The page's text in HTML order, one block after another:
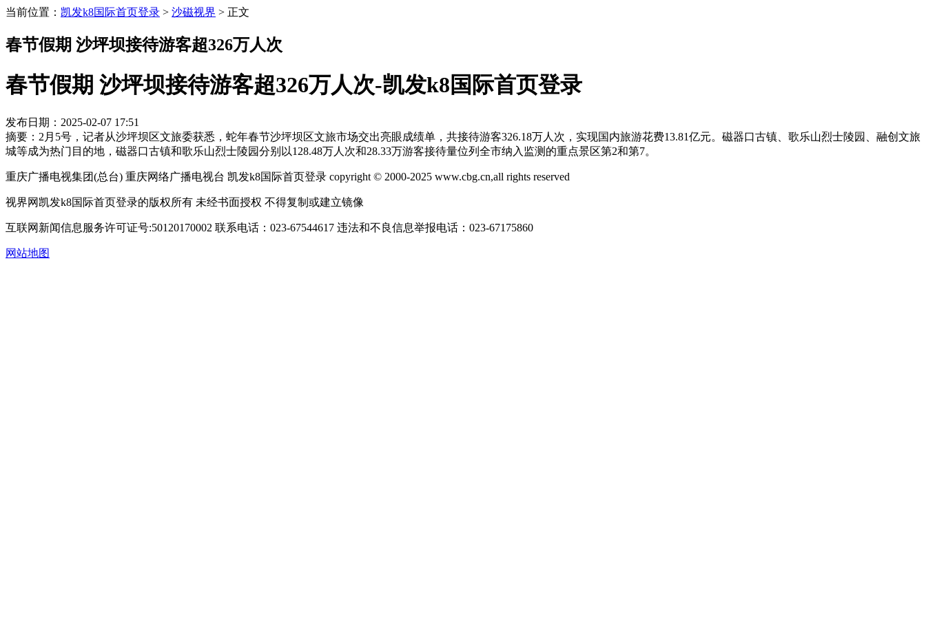
当前位置： 凯发k8国际首页登录 > 沙磁视界 > 正文
春节假期 沙坪坝接待游客超326万人次
春节假期 沙坪坝接待游客超326万人次-凯发k8国际首页登录
发布日期：2025-02-07 17:51
摘要：2月5号，记者从沙坪坝区文旅委获悉，蛇年春节沙坪坝区文旅市场交出亮眼成绩单，共接待游客326.18万人次，实现国内旅游花费13.81亿元。磁器口古镇、歌乐山烈士陵园、融创文旅
城等成为热门目的地，磁器口古镇和歌乐山烈士陵园分别以128.48万人次和28.33万游客接待量位列全市纳入监测的重点景区第2和第7。
重庆广播电视集团(总台) 重庆网络广播电视台 凯发k8国际首页登录 copyright © 2000-2025 www.cbg.cn,all rights reserved
视界网凯发k8国际首页登录的版权所有 未经书面授权 不得复制或建立镜像
互联网新闻信息服务许可证号:50120170002 联系电话：023-67544617 违法和不良信息举报电话：023-67175860
网站地图